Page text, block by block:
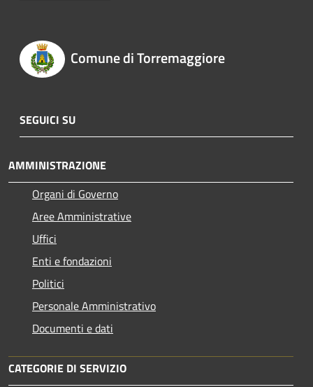
Comune di Torremaggiore
SEGUICI SU
AMMINISTRAZIONE
Organi di Governo
Aree Amministrative
Uffici
Enti e fondazioni
Politici
Personale Amministrativo
Documenti e dati
CATEGORIE DI SERVIZIO